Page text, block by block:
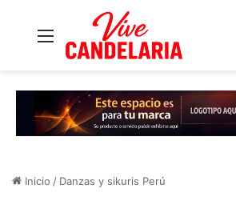
Inicio / Danzas y sikuris Perú